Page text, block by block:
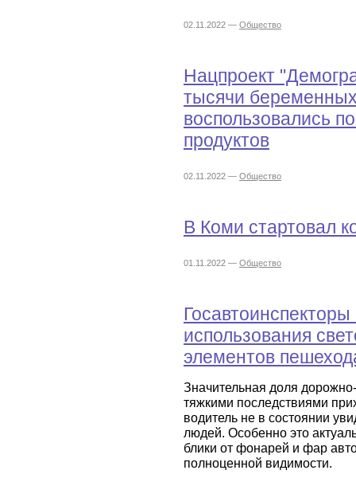
02.11.2022 — Общество
Нацпроект
тысячи
воспользовались
продуктов
02.11.2022 — Общество
В Коми стартовал
01.11.2022 — Общество
использования
элементов
Значительная доля
тяжкими последствиями
водитель не в состоянии
людей. Особенно это
блики от фонарей и фар
полноценной видимости.